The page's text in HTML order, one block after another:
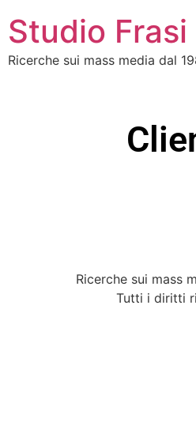
Studio Frasi
Ricerche sui mass media dal
Ricerche sui mass
Tutti i diritti